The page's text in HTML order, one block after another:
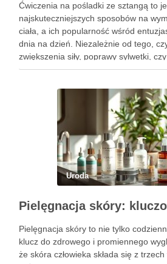
Ćwiczenia na pośladki ze sztangą to
najskuteczniejszych sposobów na
ciała, a ich popularność wśród
dnia na dzień. Niezależnie od tego,
zwiększenia siły, poprawy sylwetki,
poczuć się lepiej w swoim ciele,
Uroda
Pielęgnacja skóry to nie tylko
klucz do zdrowego i promiennego
że skóra człowieka składa się z